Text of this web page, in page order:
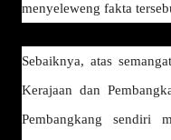
menyeleweng fakta
Sebaiknya, atas
Kerajaan dan
Pembangkang sendiri